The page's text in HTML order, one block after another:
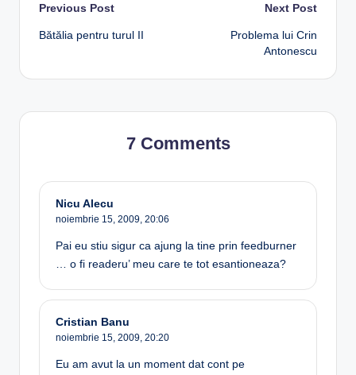
Post
navigation
Previous Post
Bătălia pentru turul II
Next Post
Problema lui Crin
Antonescu
7 Comments
Nicu Alecu
noiembrie 15, 2009, 20:06
Pai eu stiu sigur ca ajung la tine prin feedburner
… o fi readeru’ meu care te tot esantioneaza?
Cristian Banu
noiembrie 15, 2009, 20:20
Eu am avut la un moment dat cont pe